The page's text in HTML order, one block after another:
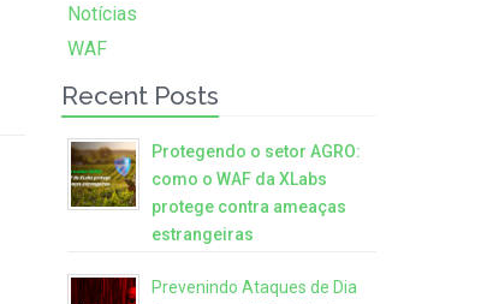
Notícias
WAF
Recent Posts
Protegendo o setor AGRO:
como o WAF da XLabs
protege contra ameaças
estrangeiras
Prevenindo Ataques de Dia